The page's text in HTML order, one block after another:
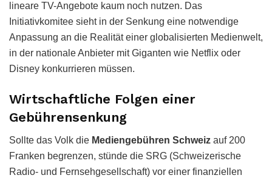
lineare TV-Angebote kaum noch nutzen. Das
Initiativkomitee sieht in der Senkung eine notwendige
Anpassung an die Realität einer globalisierten Medienwelt,
in der nationale Anbieter mit Giganten wie Netflix oder
Disney konkurrieren müssen.
Wirtschaftliche Folgen einer
Gebührensenkung
Sollte das Volk die Mediengebühren Schweiz auf 200
Franken begrenzen, stünde die SRG (Schweizerische
Radio- und Fernsehgesellschaft) vor einer finanziellen